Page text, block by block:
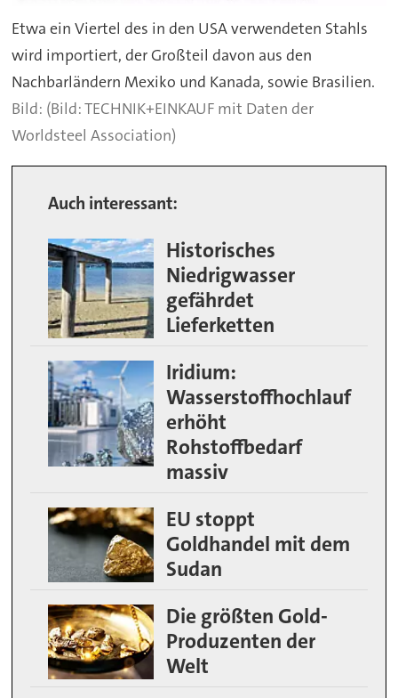
Etwa ein Viertel des in den USA verwendeten Stahls
wird importiert, der Großteil davon aus den
Nachbarländern Mexiko und Kanada, sowie Brasilien.
(Bild: TECHNIK+EINKAUF mit Daten der
Worldsteel Association)
Auch interessant:
Historisches
Niedrigwasser
gefährdet
Lieferketten
Iridium:
Wasserstoffhochlauf
erhöht
Rohstoffbedarf
massiv
EU stoppt
Goldhandel mit dem
Sudan
Die größten Gold-
Produzenten der
Welt